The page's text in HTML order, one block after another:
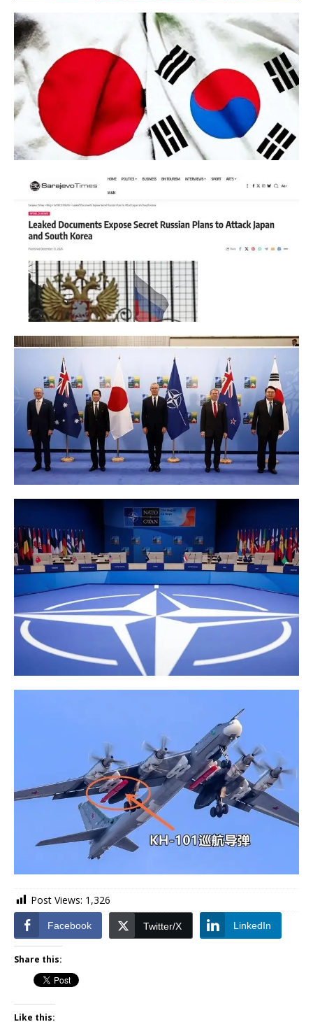
Post Views: 1,326
Facebook Twitter/X LinkedIn
Share this:
Like this: